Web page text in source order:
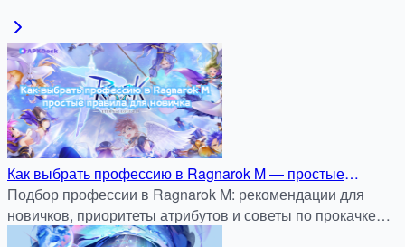
Как выбрать профессию в Ragnarok M — простые
правила для новичка
Подбор профессии в Ragnarok M: рекомендации для
новичков, приоритеты атрибутов и советы по прокачке
без ошибок.